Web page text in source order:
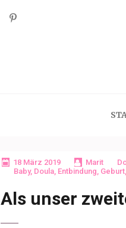
18 März 2019 Marit
Baby, Doula, Entbindung, Geburt,
Als unser